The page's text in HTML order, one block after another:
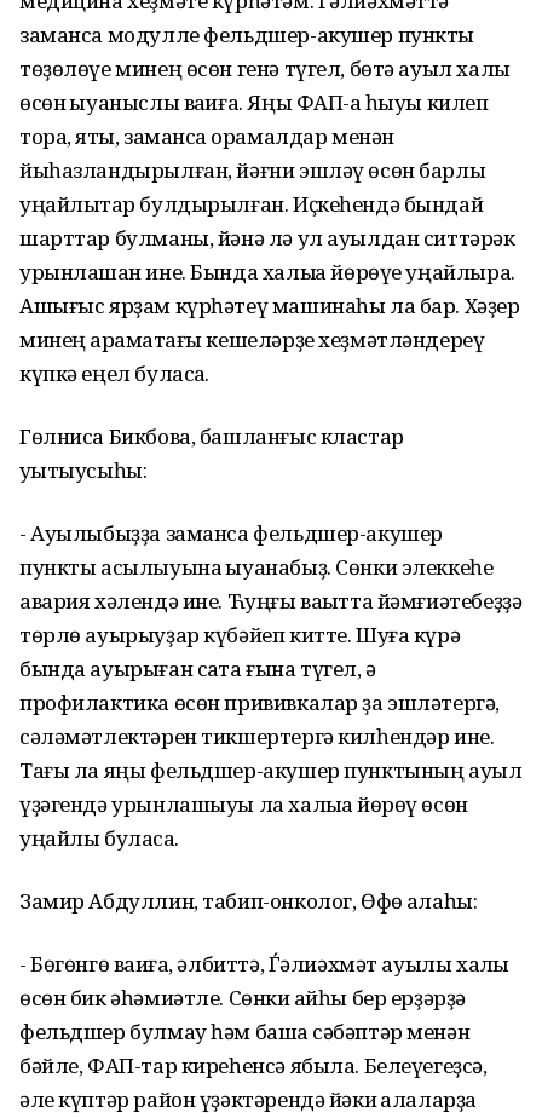
заманса модулле фельдшер-акушер пункты
төҙөлөүе минең өсөн генә түгел, бөтә ауыл халҡы
өсөн ҡыуаныслы ваҡиға. Яңы ФАП-ҡа һыуы килеп
тора, яҡты, заманса ҡорамалдар менән
йыһазландырылған, йәғни эшләү өсөн барлыҡ
уңайлыҡтар булдырылған. Иҫкеһендә бындай
шарттар булманы, йәнә лә ул ауылдан ситтәрәк
урынлашҡан ине. Бында халыҡҡа йөрөүе уңайлыраҡ.
Ашығыс ярҙам күрһәтеү машинаһы ла бар. Хәҙер
минең ҡарамаҡтағы кешеләрҙе хеҙмәтләндереү
күпкә еңел буласаҡ.
Гөлниса Бикбова, башланғыс кластар
уҡытыусыһы:
- Ауылыбыҙҙа заманса фельдшер-акушер
пункты асылыуына ҡыуанабыҙ. Сөнки элеккеһе
авария хәлендә ине. Ћуңғы ваҡытта йәмғиәтебеҙҙә
төрлө ауырыуҙар күбәйеп китте. Шуға күрә
бында ауырыған саҡта ғына түгел, ә
профилактика өсөн прививкалар ҙа эшләтергә,
сәләмәтлектәрен тикшертергә килһендәр ине.
Тағы ла яңы фельдшер-акушер пунктының ауыл
үҙәгендә урынлашыуы ла халыҡҡа йөрөү өсөн
уңайлы буласаҡ.
Замир Абдуллин, табип-онколог, Өфө ҡалаһы:
- Бөгөнгө ваҡиға, әлбиттә, Ѓәлиәхмәт ауылы халҡы
өсөн бик әһәмиәтле. Сөнки ҡайһы бер ерҙәрҙә
фельдшер булмау һәм башҡа сәбәптәр менән
бәйле, ФАП-тар киреһенсә ябыла. Белеүегеҙсә,
әле күптәр район үҙәктәрендә йәки ҡалаларҙа